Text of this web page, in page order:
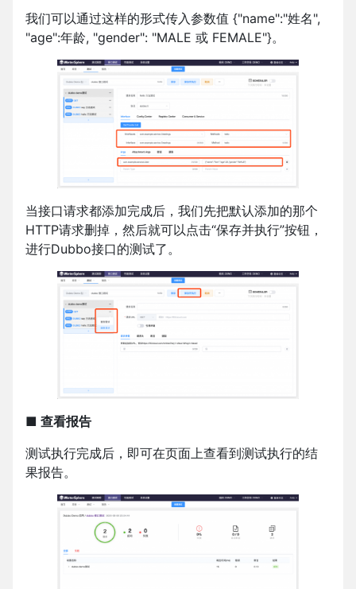
我们可以通过这样的形式传入参数值 {"name":"姓名",
"age":年龄, "gender": "MALE 或 FEMALE"}。
当接口请求都添加完成后，我们先把默认添加的那个
HTTP请求删掉，然后就可以点击“保存并执行”按钮，
进行Dubbo接口的测试了。
■ 查看报告
测试执行完成后，即可在页面上查看到测试执行的结
果报告。